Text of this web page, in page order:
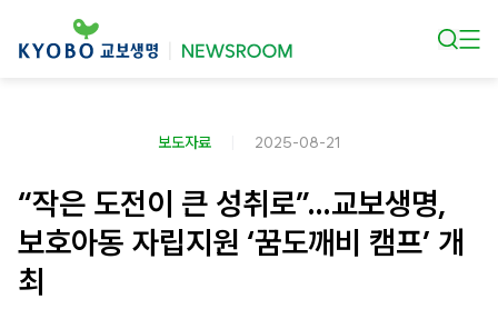
보도자료 2025-08-21
“작은 도전이 큰 성취로”…교보생명,
보호아동 자립지원 ‘꿈도깨비 캠프’ 개
최